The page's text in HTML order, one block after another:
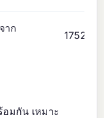
าก
มกัน เหมาะ